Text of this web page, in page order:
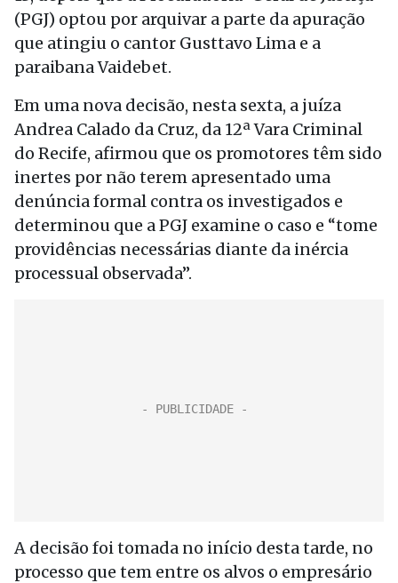
(PGJ) optou por arquivar a parte da apuração
que atingiu o cantor Gusttavo Lima e a
paraibana Vaidebet.
Em uma nova decisão, nesta sexta, a juíza
Andrea Calado da Cruz, da 12ª Vara Criminal
do Recife, afirmou que os promotores têm sido
inertes por não terem apresentado uma
denúncia formal contra os investigados e
determinou que a PGJ examine o caso e “tome
providências necessárias diante da inércia
processual observada”.
A decisão foi tomada no início desta tarde, no
processo que tem entre os alvos o empresário